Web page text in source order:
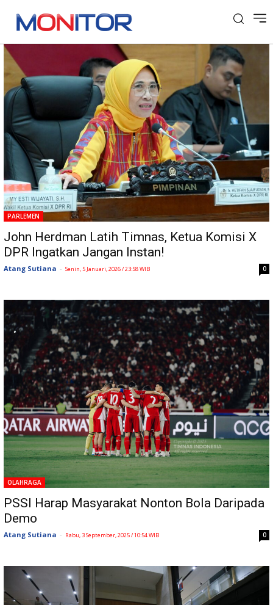
Tag: PSSI
PARLEMEN
John Herdman Latih Timnas, Ketua Komisi X
DPR Ingatkan Jangan Instan!
Atang Sutiana - Senin, 5 Januari, 2026 / 23:58 WIB 0
OLAHRAGA
PSSI Harap Masyarakat Nonton Bola Daripada
Demo
Atang Sutiana - Rabu, 3 September, 2025 / 10:54 WIB 0